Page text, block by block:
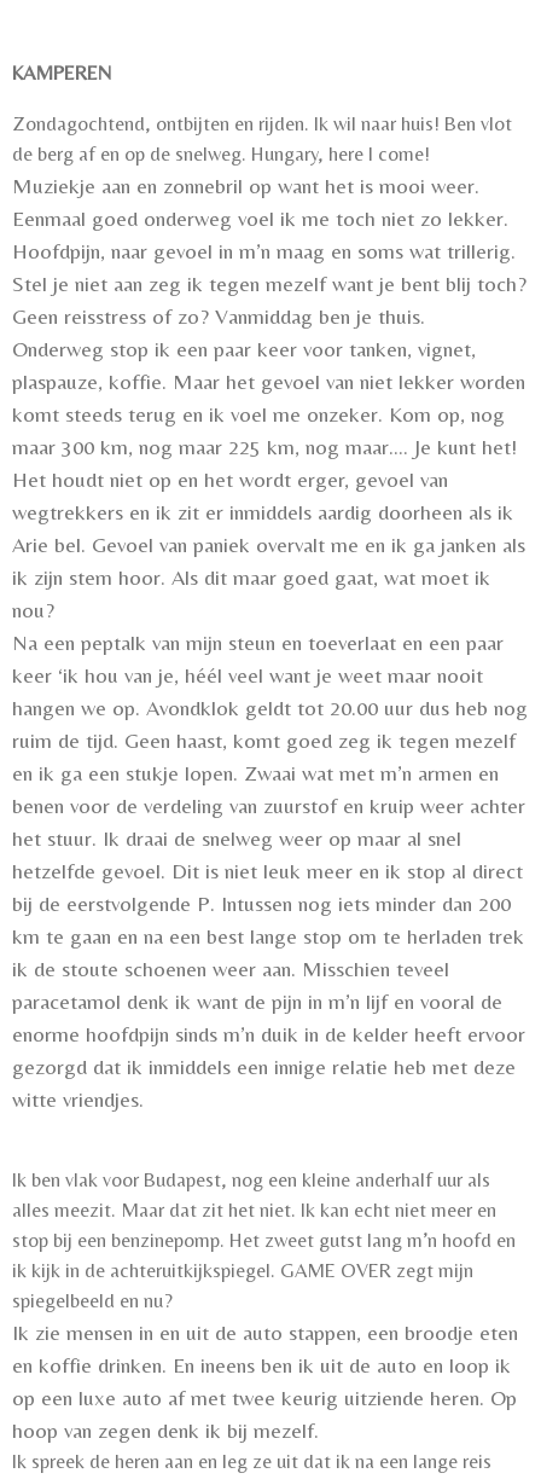
KAMPEREN
Zondagochtend, ontbijten en rijden. Ik wil naar huis! Ben vlot
de berg af en op de snelweg. Hungary, here I come!
Muziekje aan en zonnebril op want het is mooi weer.
Eenmaal goed onderweg voel ik me toch niet zo lekker.
Hoofdpijn, naar gevoel in m’n maag en soms wat trillerig.
Stel je niet aan zeg ik tegen mezelf want je bent blij toch?
Geen reisstress of zo? Vanmiddag ben je thuis.
Onderweg stop ik een paar keer voor tanken, vignet,
plaspauze, koffie. Maar het gevoel van niet lekker worden
komt steeds terug en ik voel me onzeker. Kom op, nog
maar 300 km, nog maar 225 km, nog maar.... Je kunt het!
Het houdt niet op en het wordt erger, gevoel van
wegtrekkers en ik zit er inmiddels aardig doorheen als ik
Arie bel. Gevoel van paniek overvalt me en ik ga janken als
ik zijn stem hoor. Als dit maar goed gaat, wat moet ik
nou?
Na een peptalk van mijn steun en toeverlaat en een paar
keer ‘ik hou van je, héél veel want je weet maar nooit
hangen we op. Avondklok geldt tot 20.00 uur dus heb nog
ruim de tijd. Geen haast, komt goed zeg ik tegen mezelf
en ik ga een stukje lopen. Zwaai wat met m’n armen en
benen voor de verdeling van zuurstof en kruip weer achter
het stuur. Ik draai de snelweg weer op maar al snel
hetzelfde gevoel. Dit is niet leuk meer en ik stop al direct
bij de eerstvolgende P. Intussen nog iets minder dan 200
km te gaan en na een best lange stop om te herladen trek
ik de stoute schoenen weer aan. Misschien teveel
paracetamol denk ik want de pijn in m’n lijf en vooral de
enorme hoofdpijn sinds m’n duik in de kelder heeft ervoor
gezorgd dat ik inmiddels een innige relatie heb met deze
witte vriendjes.
Ik ben vlak voor Budapest, nog een kleine anderhalf uur als
alles meezit. Maar dat zit het niet. Ik kan echt niet meer en
stop bij een benzinepomp. Het zweet gutst lang m’n hoofd en
ik kijk in de achteruitkijkspiegel. GAME OVER zegt mijn
spiegelbeeld en nu?
Ik zie mensen in en uit de auto stappen, een broodje eten
en koffie drinken. En ineens ben ik uit de auto en loop ik
op een luxe auto af met twee keurig uitziende heren. Op
hoop van zegen denk ik bij mezelf.
Ik spreek de heren aan en leg ze uit dat ik na een lange reis